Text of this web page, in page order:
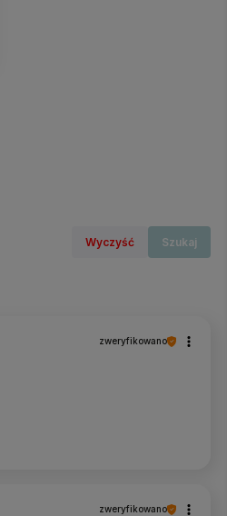
Wyczyść Szukaj
zweryfikowano
zweryfikowano